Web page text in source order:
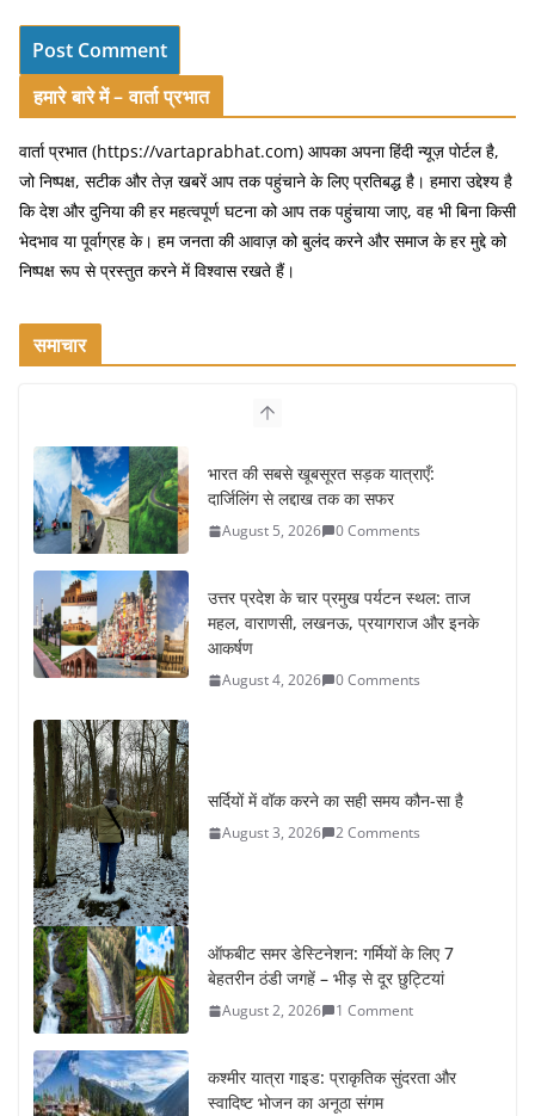
हमारे बारे में – वार्ता प्रभात
वार्ता प्रभात (https://vartaprabhat.com) आपका अपना हिंदी न्यूज़ पोर्टल है,
जो निष्पक्ष, सटीक और तेज़ खबरें आप तक पहुंचाने के लिए प्रतिबद्ध है। हमारा उद्देश्य है
कि देश और दुनिया की हर महत्वपूर्ण घटना को आप तक पहुंचाया जाए, वह भी बिना किसी
भेदभाव या पूर्वाग्रह के। हम जनता की आवाज़ को बुलंद करने और समाज के हर मुद्दे को
निष्पक्ष रूप से प्रस्तुत करने में विश्वास रखते हैं।
समाचार
भारत की सबसे खूबसूरत सड़क यात्राएँ:
दार्जिलिंग से लद्दाख तक का सफर
August 5, 2026 0 Comments
उत्तर प्रदेश के चार प्रमुख पर्यटन स्थल: ताज
महल, वाराणसी, लखनऊ, प्रयागराज और इनके
आकर्षण
August 4, 2026 0 Comments
सर्दियों में वॉक करने का सही समय कौन-सा है
August 3, 2026 2 Comments
ऑफबीट समर डेस्टिनेशन: गर्मियों के लिए 7
बेहतरीन ठंडी जगहें – भीड़ से दूर छुट्टियां
August 2, 2026 1 Comment
कश्मीर यात्रा गाइड: प्राकृतिक सुंदरता और
स्वादिष्ट भोजन का अनूठा संगम